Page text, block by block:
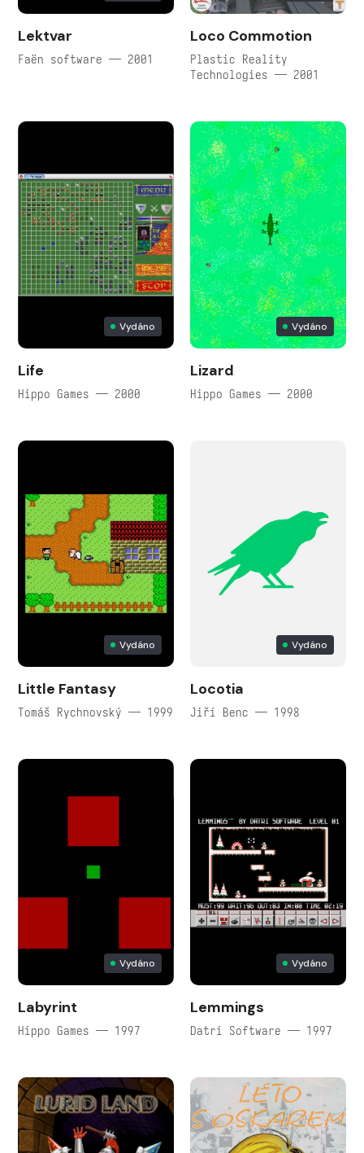
Lektvar
Faën software — 2001
Loco Commotion
Plastic Reality
Technologies — 2001
Vydáno
Life
Hippo Games — 2000
Vydáno
Lizard
Hippo Games — 2000
Vydáno
Little Fantasy
Tomáš Rychnovský — 1999
Vydáno
Locotia
Jiří Benc — 1998
Vydáno
Labyrint
Hippo Games — 1997
Vydáno
Lemmings
Datri Software — 1997